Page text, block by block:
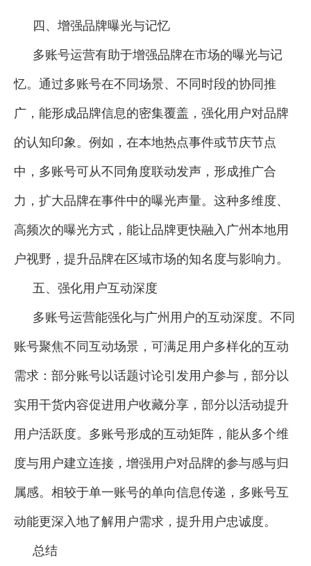
四、增强品牌曝光与记忆
多账号运营有助于增强品牌在市场的曝光与记
忆。通过多账号在不同场景、不同时段的协同推
广，能形成品牌信息的密集覆盖，强化用户对品牌
的认知印象。例如，在本地热点事件或节庆节点
中，多账号可从不同角度联动发声，形成推广合
力，扩大品牌在事件中的曝光声量。这种多维度、
高频次的曝光方式，能让品牌更快融入广州本地用
户视野，提升品牌在区域市场的知名度与影响力。
五、强化用户互动深度
多账号运营能强化与广州用户的互动深度。不同
账号聚焦不同互动场景，可满足用户多样化的互动
需求：部分账号以话题讨论引发用户参与，部分以
实用干货内容促进用户收藏分享，部分以活动提升
用户活跃度。多账号形成的互动矩阵，能从多个维
度与用户建立连接，增强用户对品牌的参与感与归
属感。相较于单一账号的单向信息传递，多账号互
动能更深入地了解用户需求，提升用户忠诚度。
总结